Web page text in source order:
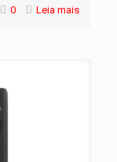
0 Leia mais